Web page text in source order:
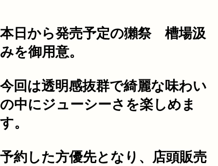
本日から発売予定の獺祭 槽場汲
みを御用意。
今回は透明感抜群で綺麗な味わい
の中にジューシーさを楽しめま
す。
予約した方優先となり、店頭販売